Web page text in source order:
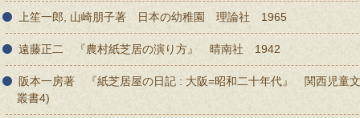
上笙一郎, 山崎朋子著 日本の幼稚園 理論社 1965
遠藤正二 『農村紙芝居の演り方』 晴南社 1942
阪本一房著 『紙芝居屋の日記 : 大阪=昭和二十年代』 関西児
叢書4)